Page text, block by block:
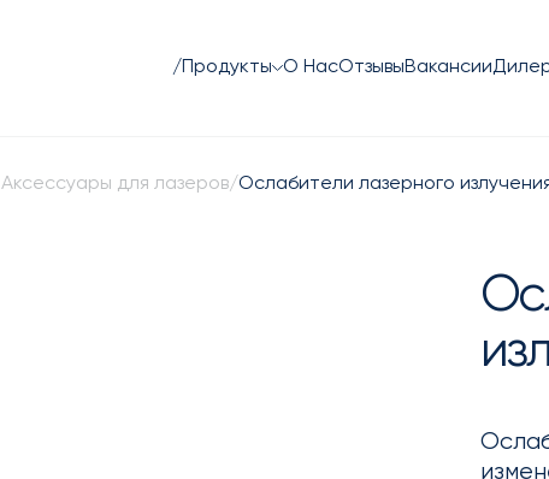
/Продукты О НасОтзывыВакансии
Аксессуары для лазеров/Ослабители лазерного